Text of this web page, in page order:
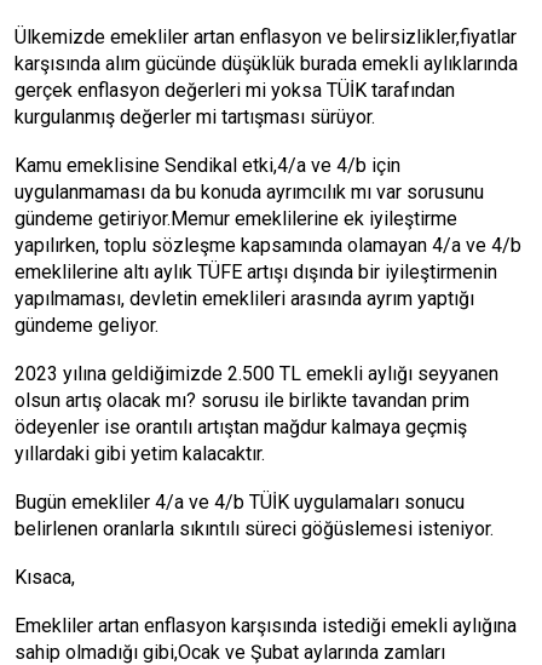
Ülkemizde emekliler artan enflasyon ve belirsizlikler,fiyatlar
karşısında alım gücünde düşüklük burada emekli aylıklarında
gerçek enflasyon değerleri mi yoksa TÜİK tarafından
kurgulanmış değerler mi tartışması sürüyor.
Kamu emeklisine Sendikal etki,4/a ve 4/b için
uygulanmaması da bu konuda ayrımcılık mı var sorusunu
gündeme getiriyor.Memur emeklilerine ek iyileştirme
yapılırken, toplu sözleşme kapsamında olamayan 4/a ve 4/b
emeklilerine altı aylık TÜFE artışı dışında bir iyileştirmenin
yapılmaması, devletin emeklileri arasında ayrım yaptığı
gündeme geliyor.
2023 yılına geldiğimizde 2.500 TL emekli aylığı seyyanen
olsun artış olacak mı? sorusu ile birlikte tavandan prim
ödeyenler ise orantılı artıştan mağdur kalmaya geçmiş
yıllardaki gibi yetim kalacaktır.
Bugün emekliler 4/a ve 4/b TÜİK uygulamaları sonucu
belirlenen oranlarla sıkıntılı süreci göğüslemesi isteniyor.
Kısaca,
Emekliler artan enflasyon karşısında istediği emekli aylığına
sahip olmadığı gibi,Ocak ve Şubat aylarında zamları